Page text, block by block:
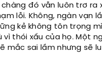
đó vẫn luôn trơ ra
lỗi. Không, ngàn vạn
kẻ không tôn trọng
vì thói xấu của họ. Một
mắc sai lầm nhưng sẽ